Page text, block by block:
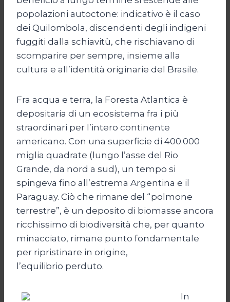
popolazioni autoctone: indicativo è il caso
dei Quilombola, discendenti degli indigeni
fuggiti dalla schiavitù, che rischiavano di
scomparire per sempre, insieme alla
cultura e all’identità originarie del Brasile.
Fra acqua e terra, la Foresta Atlantica è
depositaria di un ecosistema fra i più
straordinari per l’intero continente
americano. Con una superficie di 400.000
miglia quadrate (lungo l’asse del Rio
Grande, da nord a sud), un tempo si
spingeva fino all’estrema Argentina e il
Paraguay. Ciò che rimane del “polmone
terrestre”, è un deposito di biomasse ancora
ricchissimo di biodiversità che, per quanto
minacciato, rimane punto fondamentale
per ripristinare in origine,
l’equilibrio perduto.
In